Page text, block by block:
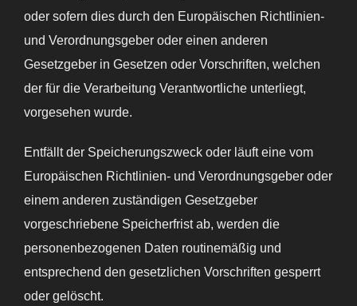
oder sofern dies durch den Europäischen Richtlinien-
und Verordnungsgeber oder einen anderen
Gesetzgeber in Gesetzen oder Vorschriften, welchen
der für die Verarbeitung Verantwortliche unterliegt,
vorgesehen wurde.
Entfällt der Speicherungszweck oder läuft eine vom
Europäischen Richtlinien- und Verordnungsgeber oder
einem anderen zuständigen Gesetzgeber
vorgeschriebene Speicherfrist ab, werden die
personenbezogenen Daten routinemäßig und
entsprechend den gesetzlichen Vorschriften gesperrt
oder gelöscht.